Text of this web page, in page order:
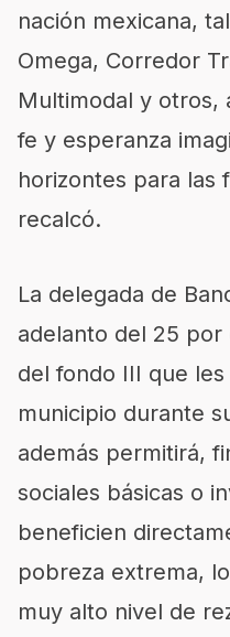
nación mexicana,
Omega, Corredor
Multimodal y otros,
fe y esperanza
horizontes para las
recalcó.
La delegada de
adelanto del 25
del fondo III que
municipio durante
además permitirá,
sociales básicas o
beneficien
pobreza extrema,
muy alto nivel de